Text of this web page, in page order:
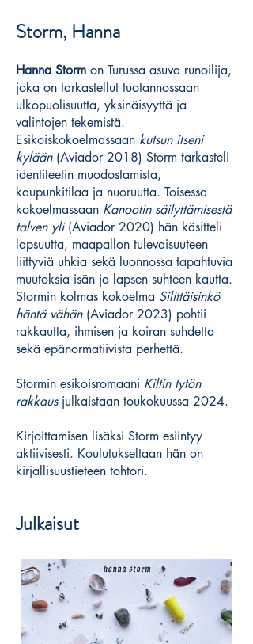
Storm, Hanna
Hanna Storm on Turussa asuva runoilija,
joka on tarkastellut tuotannossaan
ulkopuolisuutta, yksinäisyyttä ja
valintojen tekemistä.
Esikoiskokoelmassaan kutsun itseni
kylään(Aviador 2018) Storm tarkasteli
identiteetin muodostamista,
kaupunkitilaa ja nuoruutta. Toisessa
kokoelmassaan Kanootin säilyttämisestä
talven yli(Aviador 2020) hän käsitteli
lapsuutta, maapallon tulevaisuuteen
liittyviä uhkia sekä luonnossa tapahtuvia
muutoksia isän ja lapsen suhteen kautta.
Stormin kolmas kokoelma Silittäisinkö
häntä vähän (Aviador 2023) pohtii
rakkautta, ihmisen ja koiran suhdetta
sekä epänormatiivista perhettä.
Stormin esikoisromaani Kiltin tytön
rakkaus julkaistaan toukokuussa 2024.
Kirjoittamisen lisäksi Storm esiintyy
aktiivisesti. Koulutukseltaan hän on
kirjallisuustieteen tohtori.
Julkaisut